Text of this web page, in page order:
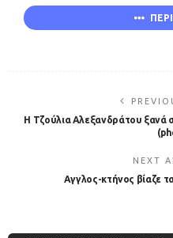
Η Τζούλια Αλεξανδράτου
NEXT
Αγγλος-κτήνος βίαζε